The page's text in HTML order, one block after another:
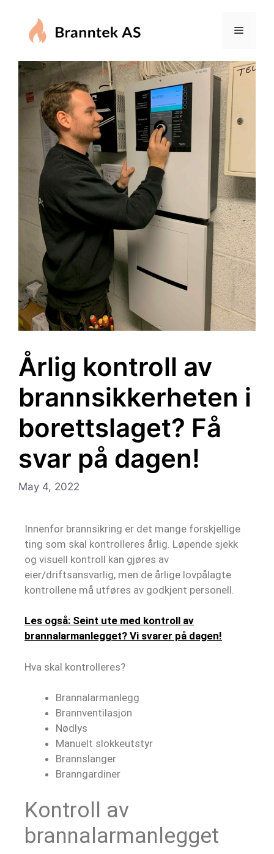
Årlig kontroll av
brannsikkerheten i
borettslaget? Få
svar på dagen!
May 4, 2022
Innenfor brannsikring er det mange forskjellige
ting som skal kontrolleres årlig. Løpende sjekk
og visuell kontroll kan gjøres av
eier/driftsansvarlig, men de årlige lovpålagte
kontrollene må utføres av godkjent personell.
Les også: Seint ute med kontroll av
brannalarmanlegget? Vi svarer på dagen!
Hva skal kontrolleres?
Brannalarmanlegg
Brannventilasjon
Nødlys
Manuelt slokkeutstyr
Brannslanger
Branngardiner
Kontroll av
brannalarmanlegget